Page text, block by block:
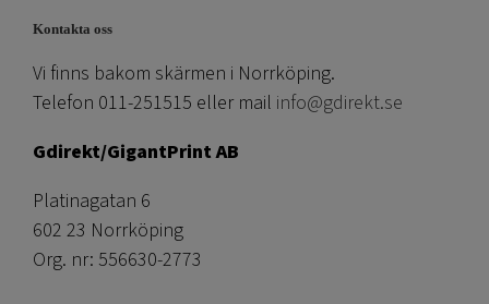
Kontakta oss
Vi finns bakom skärmen i Norrköping.
Telefon 011-251515 eller mail info@gdirekt.se
Gdirekt/GigantPrint AB
Platinagatan 6
602 23 Norrköping
Org. nr: 556630-2773